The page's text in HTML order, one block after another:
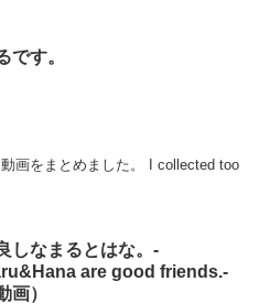
です。
画をまとめました。 I collected too
しなまるとはな。-
are good friends.-
画）